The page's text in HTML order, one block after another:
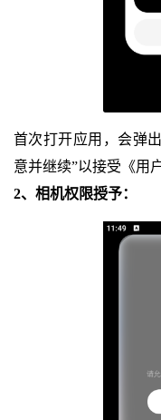
首次打开应用，会弹
意并继续”以接受《用
2、相机权限授予：